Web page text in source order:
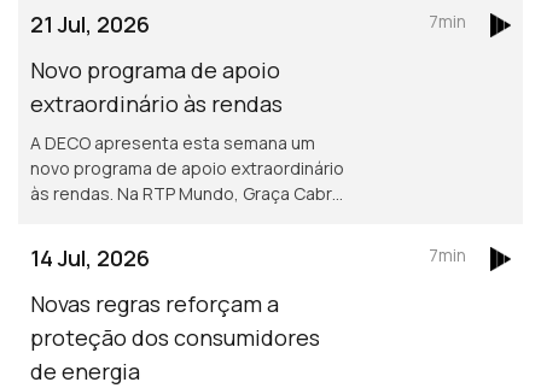
quem viaja.
21 Jul, 2026
Novo programa de apoio
extraordinário às rendas
A DECO apresenta esta semana um
novo programa de apoio extraordinário
às rendas. Na RTP Mundo, Graça Cabral
acesso e o funcionamento deste
apoio destinado a ajudar famílias com
dificuldades no pagamento da
habitação. A iniciativa surge num
contexto de crescente procura por
7min
14 Jul, 2026
Novas regras reforçam a
proteção dos consumidores
de energia
7min